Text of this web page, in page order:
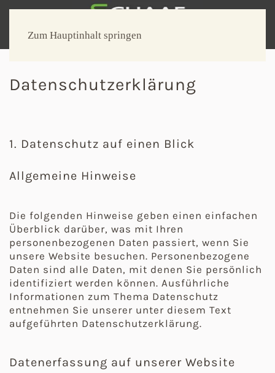
Zum Hauptinhalt springen
Datenschutzerklärung
1. Datenschutz auf einen Blick
Allgemeine Hinweise
Die folgenden Hinweise geben einen einfachen
Überblick darüber, was mit Ihren
personenbezogenen Daten passiert, wenn Sie
unsere Website besuchen. Personenbezogene
Daten sind alle Daten, mit denen Sie persönlich
identifiziert werden können. Ausführliche
Informationen zum Thema Datenschutz
entnehmen Sie unserer unter diesem Text
aufgeführten Datenschutzerklärung.
Datenerfassung auf unserer Website